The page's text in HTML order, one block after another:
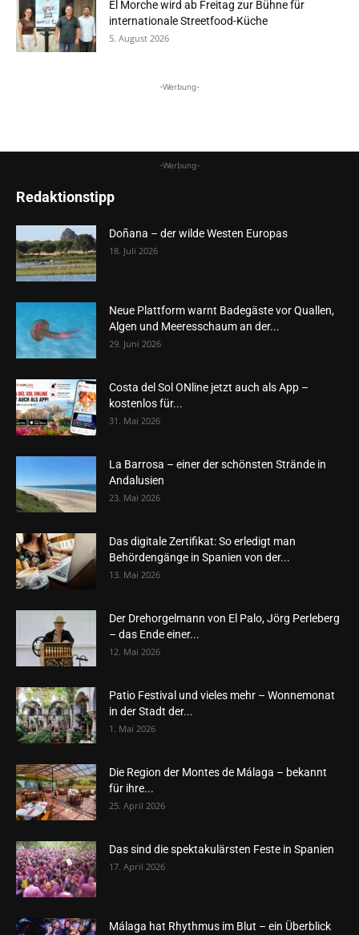
El Morche wird ab Freitag zur Bühne für
internationale Streetfood-Küche
5. August 2026
-Werbung-
-Werbung-
Redaktionstipp
Doñana – der wilde Westen Europas
18. Juli 2026
Neue Plattform warnt Badegäste vor Quallen,
Algen und Meeresschaum an der...
29. Juni 2026
Costa del Sol ONline jetzt auch als App –
kostenlos für...
31. Mai 2026
La Barrosa – einer der schönsten Strände in
Andalusien
23. Mai 2026
Das digitale Zertifikat: So erledigt man
Behördengänge in Spanien von der...
13. Mai 2026
Der Drehorgelmann von El Palo, Jörg Perleberg
– das Ende einer...
12. Mai 2026
Patio Festival und vieles mehr – Wonnemonat
in der Stadt der...
1. Mai 2026
Die Region der Montes de Málaga – bekannt
für ihre...
25. April 2026
Das sind die spektakulärsten Feste in Spanien
17. April 2026
Málaga hat Rhythmus im Blut – ein Überblick